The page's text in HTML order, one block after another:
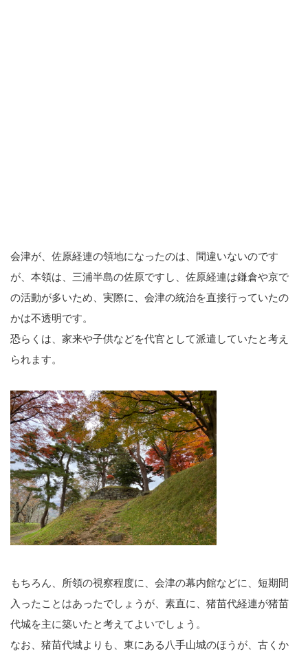
会津が、佐原経連の領地になったのは、間違いないのです
が、本領は、三浦半島の佐原ですし、佐原経連は鎌倉や京で
の活動が多いため、実際に、会津の統治を直接行っていたの
かは不透明です。
恐らくは、家来や子供などを代官として派遣していたと考え
られます。
もちろん、所領の視察程度に、会津の幕内館などに、短期間
入ったことはあったでしょうが、素直に、猪苗代経連が猪苗
代城を主に築いたと考えてよいでしょう。
なお、猪苗代城よりも、東にある八手山城のほうが、古くか